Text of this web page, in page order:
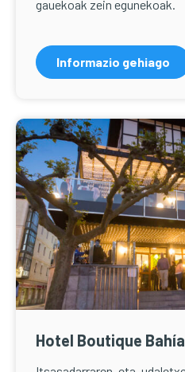
gauekoak zein egunekoak.
Informazio gehiago
Hotel Boutique